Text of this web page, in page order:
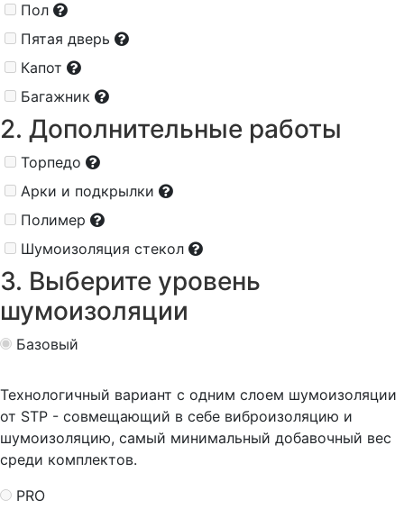
Пол
Пятая дверь
Капот
Багажник
2. Дополнительные работы
Торпедо
Арки и подкрылки
Полимер
Шумоизоляция стекол
3. Выберите уровень
шумоизоляции
Базовый
Технологичный вариант с одним слоем шумоизоляции
от STP - совмещающий в себе виброизоляцию и
шумоизоляцию, самый минимальный добавочный вес
среди комплектов.
PRO